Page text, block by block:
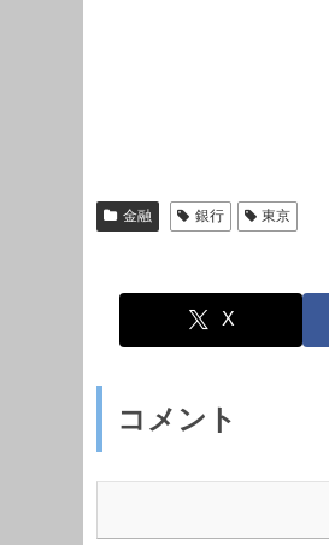
金融 銀行 東京
X
コメント